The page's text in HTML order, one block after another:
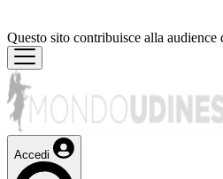
Questo sito contribuisce alla audience
Accedi